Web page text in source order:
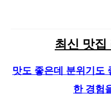
최신 맛
맛도 좋은데 분위기도
한 경험